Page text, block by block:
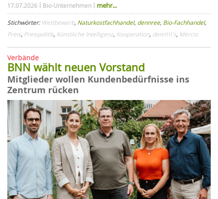
17.07.2026 Bio-Unternehmen mehr...
Stichwörter: Wettbewerb, Naturkostfachhandel, dennree, Bio-Fachhandel,
Preis, Preispolitik, Künstliche Intelligenz, Kooperation, denn\\\'s, Mercio
Verbände
BNN wählt neuen Vorstand
Mitglieder wollen Kundenbedürfnisse ins
Zentrum rücken